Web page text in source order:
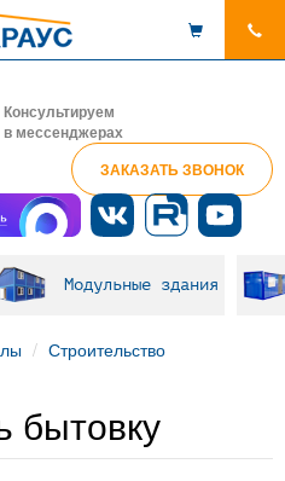
Консультируем
в мессенджерах
ЗАКАЗАТЬ ЗВОНОК
Модульные здания
Строительство
бытовку